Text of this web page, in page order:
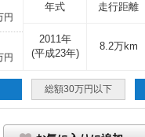
円
円
年式 走行距離
2011年
(平成23年)
8.2万km
総額30万円以下